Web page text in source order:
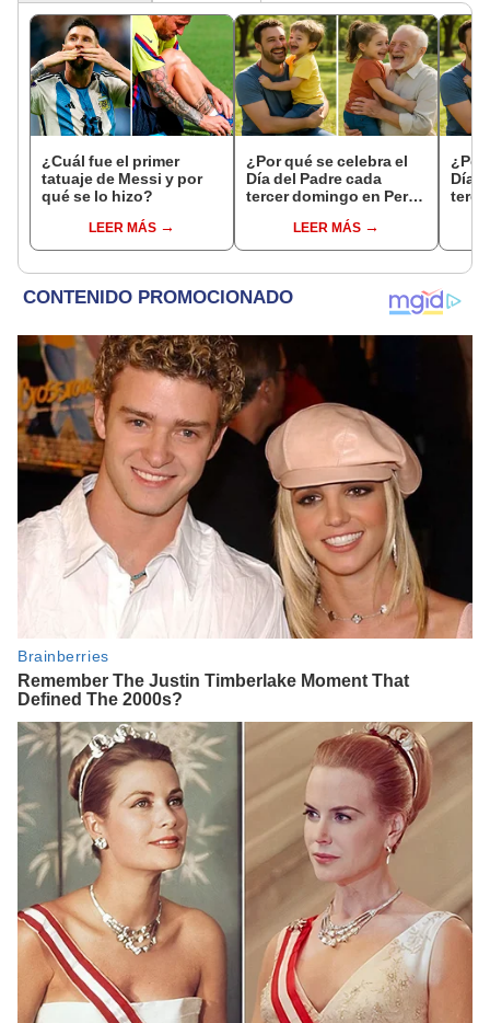
¿Cuál fue el primer
tatuaje de Messi y por
qué se lo hizo?
LEER MÁS
¿Por qué se celebra el
Día del Padre cada
tercer domingo en Perú,
historia y origen de esta
fecha
LEER MÁS
¿Por
Día